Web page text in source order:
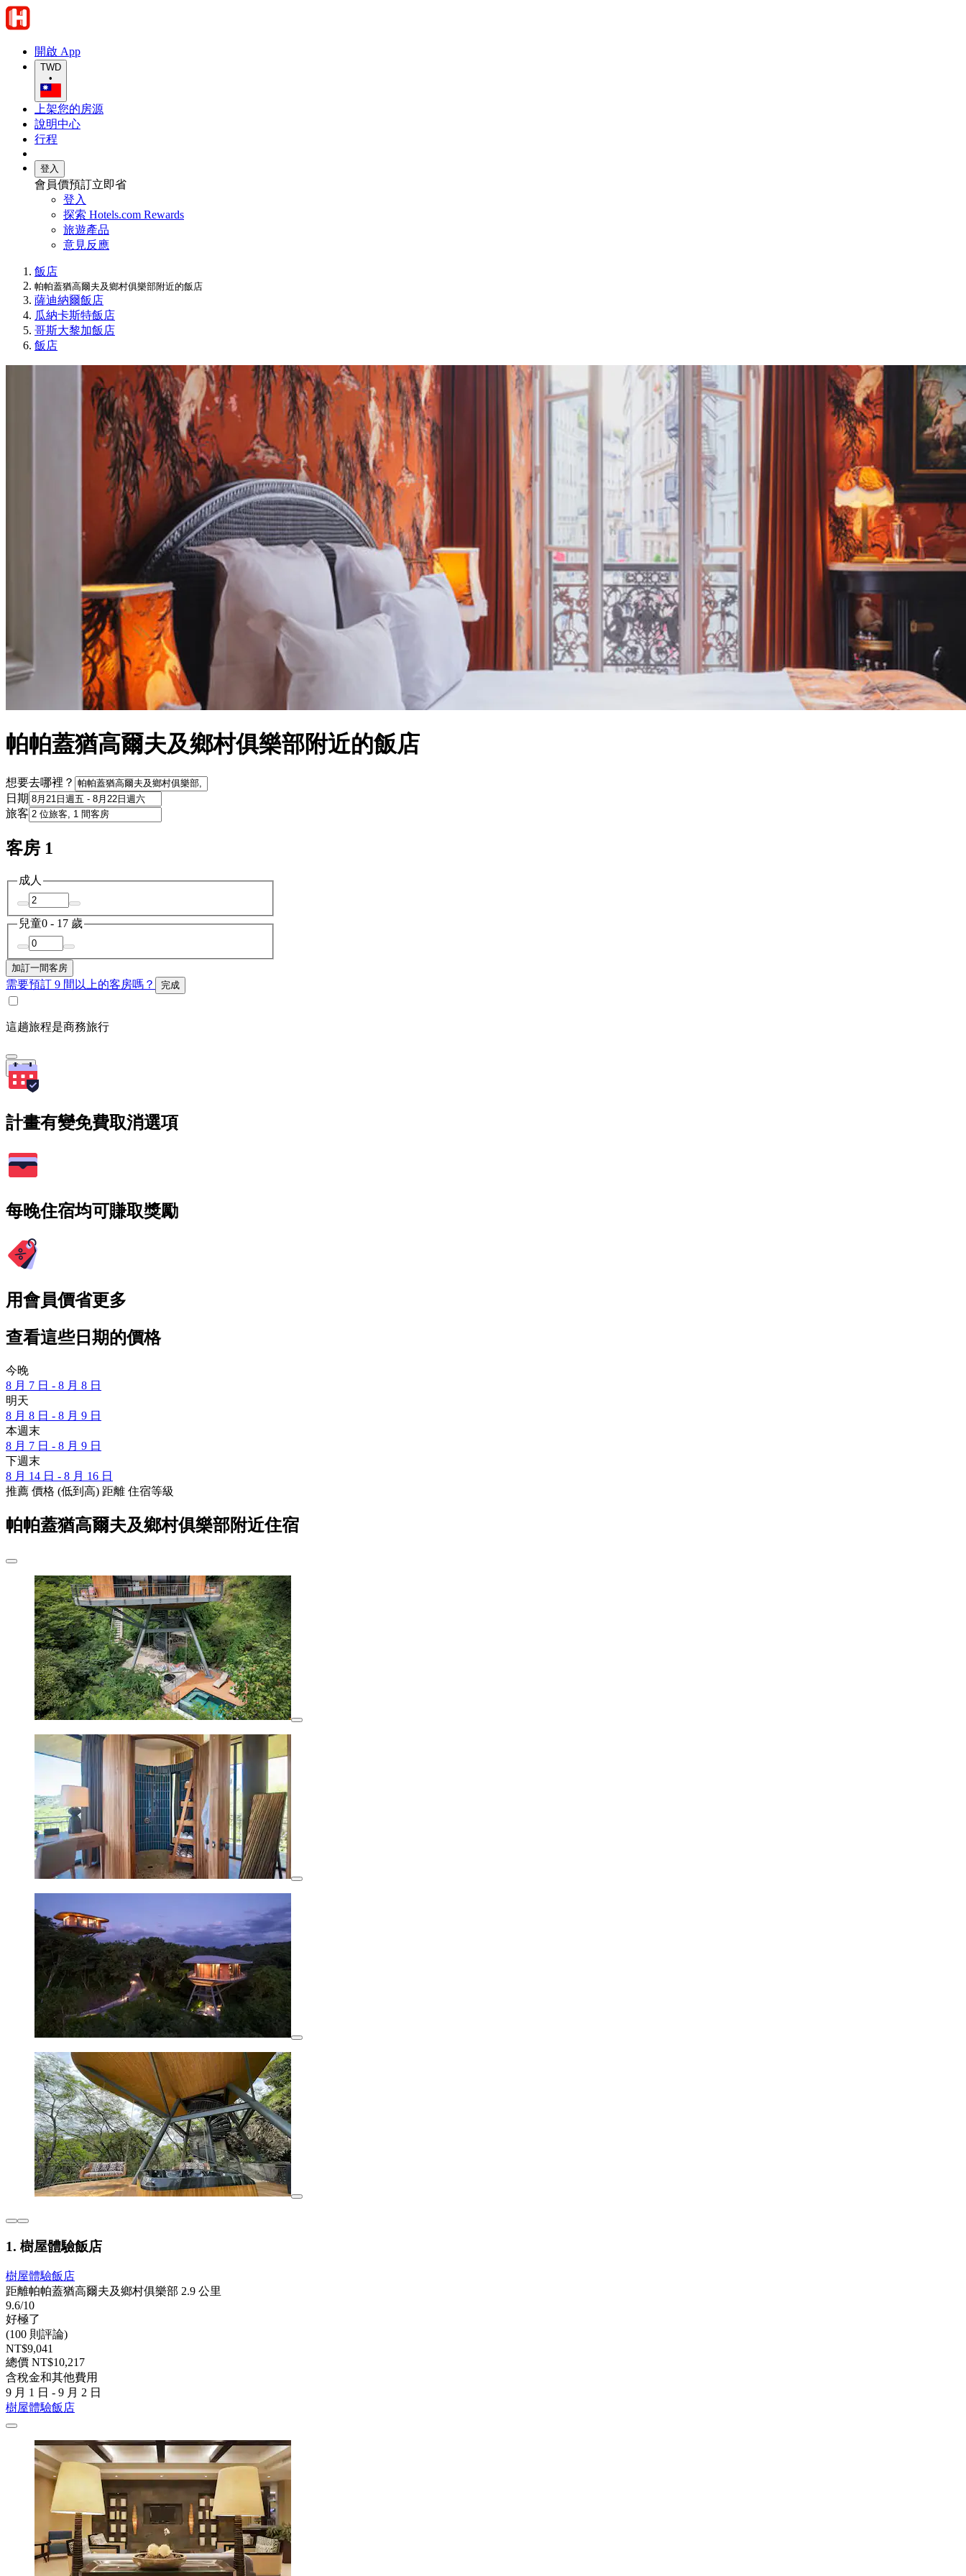
開啟 App
TWD
•
上架您的房源
說明中心
行程
登入
會員價預訂立即省
登入
探索 Hotels.com Rewards
旅遊產品
意見反應
飯店
帕帕蓋猶高爾夫及鄉村俱樂部附近的飯店
薩迪納爾飯店
瓜納卡斯特飯店
哥斯大黎加飯店
飯店
帕帕蓋猶高爾夫及鄉村俱樂部附近的飯店
想要去哪裡？
日期
旅客
客房 1
成人
兒童0 - 17 歲
加訂一間客房
需要預訂 9 間以上的客房嗎？ 完成
這趟旅程是商務旅行
搜尋
計畫有變免費取消選項
每晚住宿均可賺取獎勵
用會員價省更多
查看這些日期的價格
今晚
8 月 7 日 - 8 月 8 日
明天
8 月 8 日 - 8 月 9 日
本週末
8 月 7 日 - 8 月 9 日
下週末
8 月 14 日 - 8 月 16 日
推薦 價格 (低到高) 距離 住宿等級
帕帕蓋猶高爾夫及鄉村俱樂部附近住宿
1. 樹屋體驗飯店
樹屋體驗飯店
距離帕帕蓋猶高爾夫及鄉村俱樂部 2.9 公里
9.6/10
好極了
(100 則評論)
NT$9,041
總價 NT$10,217
含稅金和其他費用
9 月 1 日 - 9 月 2 日
樹屋體驗飯店